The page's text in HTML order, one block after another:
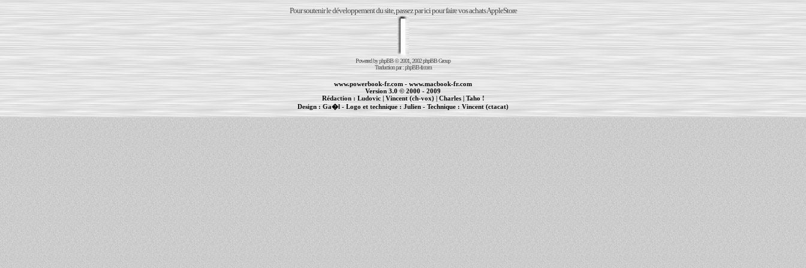
Pour soutenir le développement du site, passez par ici pour faire vos achats AppleStore
Powered byphpBB© 2001, 2002 phpBB Group
Traduction par :phpBB-fr.com
www.powerbook-fr.com - www.macbook-fr.com
Version 3.0 © 2000 - 2009
Rédaction : Ludovic|Vincent (ch-vox)| Charles|Taho !
Design :Ga�l - Logo et technique : Julien - Technique :Vincent (ctacat)
| | cr�ation de sites Internet